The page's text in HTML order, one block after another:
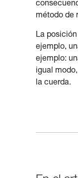
método de
La
ejemplo,
ejemplo:
igual
la cuerda.